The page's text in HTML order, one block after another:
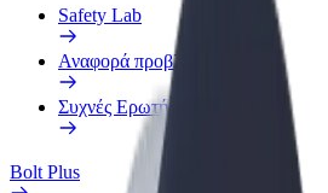
Safety Lab
Αναφορά προβλήματος
Συχνές Ερωτήσεις
Bolt Plus